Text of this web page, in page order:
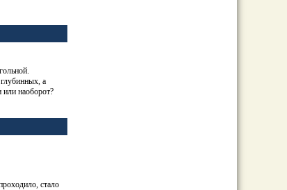
а
наоборот?
стало